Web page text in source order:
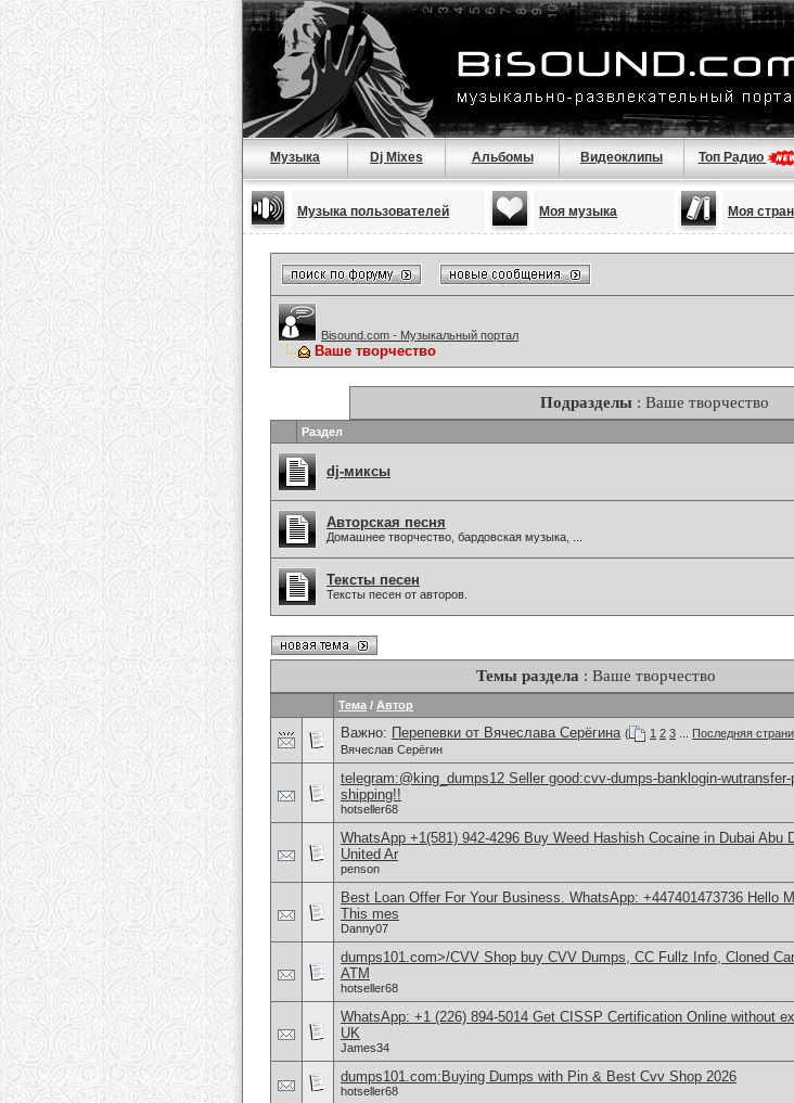
Музыка Dj Mixes Альбомы Видеоклипы Топ Радио
Музыка пользователей Моя музыка Моя
Bisound.com - Музыкальный портал
Ваше творчество
Подразделы : Ваше творчество
Раздел
dj-миксы
Авторская песня
Домашнее творчество, бардовская музыка, ...
Тексты песен
Тексты песен от авторов.
Темы раздела : Ваше творчество
Тема / Автор
Важно: Перепевки от Вячеслава Серёгина ( 1 2 3 Последняя
Вячеслав Серёгин
telegram:@king_dumps12 Seller good:cvv-dumps-banklogin-wutransfer-
shipping!!
hotseller68
WhatsApp +1(581) 942-4296 Buy Weed Hashish Cocaine in Dubai Abu
United Ar
penson
Best Loan Offer For Your Business. WhatsApp: +447401473736 Hello
This mes
Danny07
dumps101.com>/CVV Shop buy CVV Dumps, CC Fullz Info, Cloned
ATM
hotseller68
WhatsApp: +1 (226) 894-5014​ Get CISSP Certification Online without
UK
James34
dumps101.com:Buying Dumps with Pin & Best Cvv Shop 2026
hotseller68